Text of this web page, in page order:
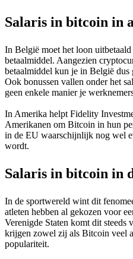
Salaris in bitcoin in
In België moet het loon
betaalmiddel. Aangezien
betaalmiddel kun je in België
Ook bonussen vallen onder het
geen enkele manier je
In Amerika helpt Fidelity
Amerikanen om Bitcoin in hun
in de EU waarschijnlijk nog wel
wordt.
Salaris in bitcoin in
In de sportwereld wint dit
atleten hebben al gekozen voor
Verenigde Staten komt dit steeds
krijgen zowel zij als Bitcoin veel
populariteit.